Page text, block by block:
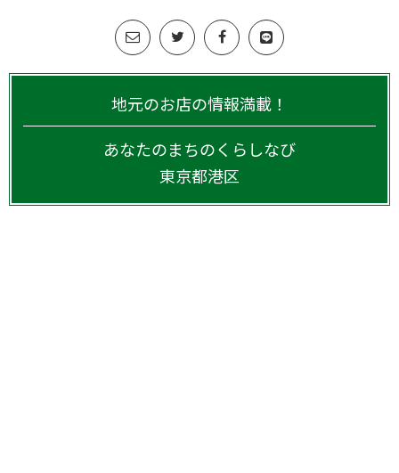
地元のお店の情報満載！
あなたのまちのくらしなび
東京都港区